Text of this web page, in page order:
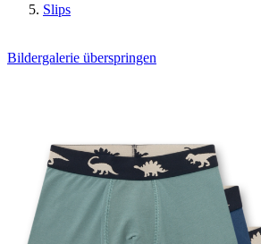
Slips
Bildergalerie überspringen